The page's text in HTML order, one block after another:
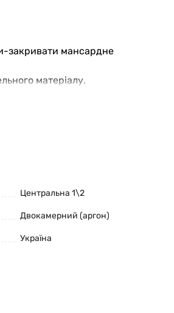
закривати мансардне
матеріалу.
Центральна 1\2
Двокамерний (аргон)
Україна